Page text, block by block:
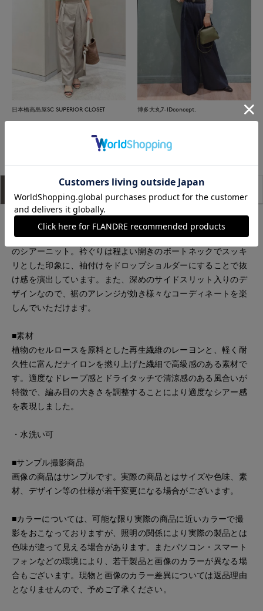
日本橋高島屋SC SUPERIOR CLOSET 博多大丸7-IDconcept.
サイズ詳細
■デザイン
たっぷりとしたサイジングで1枚でもこなれ感を演出できる大人
のシアーニット。衿ぐりは程よい開きのボートネックでスッキ
リとした印象に、袖付けをドロップショルダーにすることで抜
け感を演出しています。また、深めのサイドスリット入りのデ
ザインなので、裾のアレンジが効き様々なコーディネートを楽
しんでいただけます。
■素材
植物のセルロースを原料とした再生繊維のレーヨンと、軽く耐
久性に富んだナイロンを撚り上げた繊細で高級感のある素材で
す。適度なドレープ感とドライタッチで清涼感のある風合いが
特徴で、編み目の大きさを調整することにより適度なシアー感
を表現しました。
・水洗い可
■サンプル撮影商品
画像の商品はサンプルです。実際の商品とはサイズや色味、素
材、デザイン等の仕様が若干変更になる場合がございます。
■カラーについては、可能な限り実際の商品に近いカラーで撮
影をおこなっておりますが、照明の関係により実際の製品とは
色味が違って見える場合があります。またパソコン・スマート
フォンなどの環境により、若干製品と画像のカラーが異なる場
合もございます。現物と画像のカラー差異については返品理由
となりませんので、予めご了承ください。